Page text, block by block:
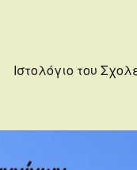
Ιστολόγιο του